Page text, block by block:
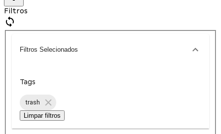
Filtros
Filtros Selecionados
Tags
trash
Limpar filtros